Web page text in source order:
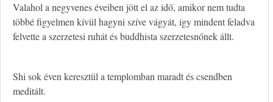
Valahol a negyvenes éveiben jött el az idő, amikor nem tudta
többé figyelmen kívül hagyni szíve vágyát, így mindent feladva
felvette a szerzetesi ruhát és buddhista szerzetesnőnek állt.
Shi sok éven keresztül a templomban maradt és csendben
meditált.